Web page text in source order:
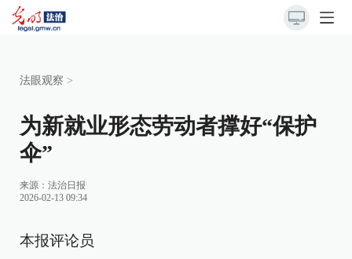
法眼观察 >
为新就业形态劳动者撑好“保护
伞”
来源： 法治日报
2026-02-13 09:34
本报评论员